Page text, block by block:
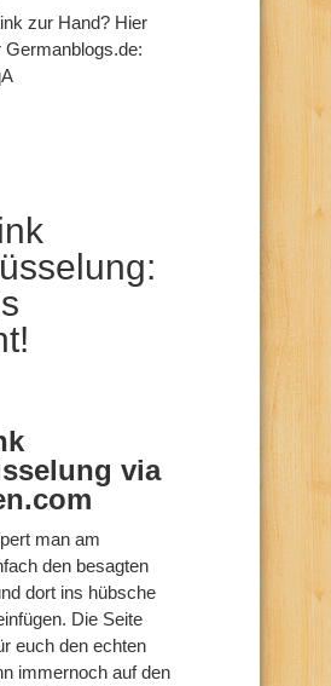
zur Hand? Hier
Germanblogs.de:
via
man am
den besagten
dort ins hübsche
Die Seite
euch den echten
immernoch auf den